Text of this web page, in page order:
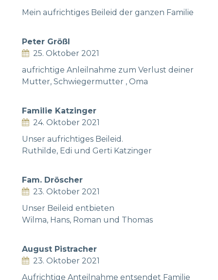
Mein aufrichtiges Beileid der ganzen Familie
Peter Größl
25. Oktober 2021
aufrichtige Anleilnahme zum Verlust deiner
Mutter, Schwiegermutter , Oma
Familie Katzinger
24. Oktober 2021
Unser aufrichtiges Beileid.
Ruthilde, Edi und Gerti Katzinger
Fam. Dröscher
23. Oktober 2021
Unser Beileid entbieten
Wilma, Hans, Roman und Thomas
August Pistracher
23. Oktober 2021
Aufrichtige Anteilnahme entsendet Familie